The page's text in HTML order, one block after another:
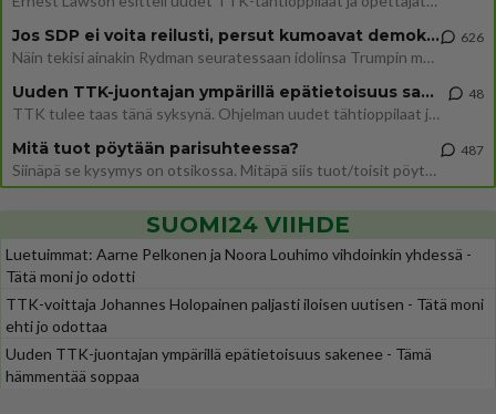
Jos SDP ei voita reilusti, persut kumoavat demokratian Suomesta
Näin tekisi ainakin Rydman seuratessaan idolinsa Trumpin mallia https://www.is.fi/politiikka/art-2000012187244.html
626
Uuden TTK-juontajan ympärillä epätietoisuus sakenee - Nyt MTV hämmentää soppaa
TTK tulee taas tänä syksynä. Ohjelman uudet tähtioppilaat julkistetaan torstaina 6. elokuuta klo 14 alkavassa lehdistö
48
Mitä tuot pöytään parisuhteessa?
Siinäpä se kysymys on otsikossa. Mitäpä siis tuot/toisit pöytään parisuhteessa? Oletko mies vai nainen? Koetko sen mitä
487
SUOMI24 VIIHDE
Luetuimmat: Aarne Pelkonen ja Noora Louhimo vihdoinkin yhdessä -
Tätä moni jo odotti
TTK-voittaja Johannes Holopainen paljasti iloisen uutisen - Tätä moni
ehti jo odottaa
Uuden TTK-juontajan ympärillä epätietoisuus sakenee - Tämä
hämmentää soppaa